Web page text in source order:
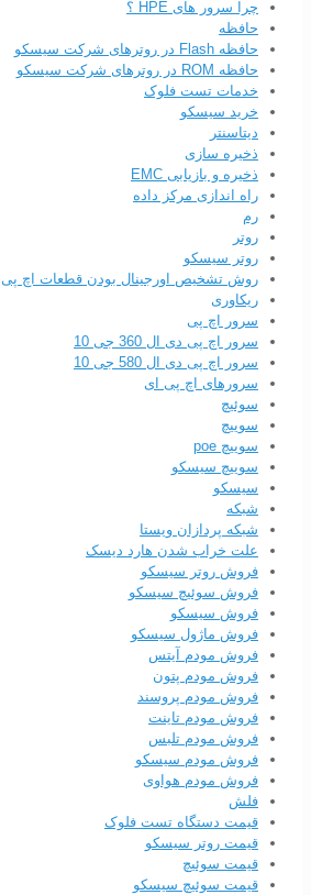
چرا سرور های HPE ؟
حافظه
حافظه Flash در روترهای شرکت سیسکو
حافظه ROM در روترهای شرکت سیسکو
خدمات تست فلوک
خرید سیسکو
دیتاسنتر
ذخیره سازی
ذخیره و بازیابی EMC
راه اندازی مرکز داده
رم
روتر
روتر سیسکو
روش تشخیص اورجینال بودن قطعات اچ پی
ریکاوری
سرور اچ پی
سرور اچ پی دی ال 360 جی 10
سرور اچ پی دی ال 580 جی 10
سرورهای اچ پی ای
سوئیچ
سوییچ
سوییچ poe
سوییچ سیسکو
سیسکو
شبکه
شبکه پردازان ویستا
علت خراب شدن هارد دیسک
فروش روتر سیسکو
فروش سوئیچ سیسکو
فروش سیسکو
فروش ماژول سیسکو
فروش مودم آیتس
فروش مودم پتون
فروش مودم پروسند
فروش مودم تاینت
فروش مودم تلبس
فروش مودم سیسکو
فروش مودم هواوی
فلش
قیمت دستگاه تست فلوک
قیمت روتر سیسکو
قیمت سوئیچ
قیمت سوئیچ سیسکو